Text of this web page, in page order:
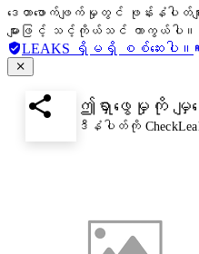
ဒေတာဖောက်ဖျက်မှုတွင် ဖုန်းနံပါတ်မ
များဖြင့် သင့်ကိုယ်သင် ကာကွယ်ပါ။
LEAKS ရှိမရှိ စစ်ဆေးပါ။
ဤရှာဖွေမှုကို မျှဝ
ဒီနံပါတ်ကို